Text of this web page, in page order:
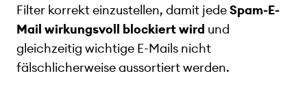
Filter korrekt einzustellen, damit jedeSpam-E-
Mail wirkungsvoll blockiert wird und
gleichzeitig wichtige E-Mails nicht
fälschlicherweise aussortiert werden.